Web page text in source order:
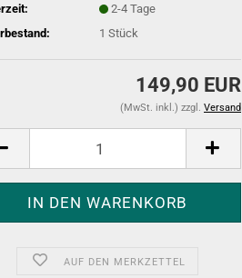
2-4 Tage
1 Stück
149,90 EUR
(MwSt. inkl.) zzgl. Versand
AUF DEN MERKZETTEL